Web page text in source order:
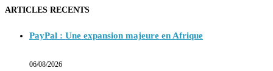
ARTICLES RECENTS
PayPal : Une expansion majeure en Afrique
06/08/2026